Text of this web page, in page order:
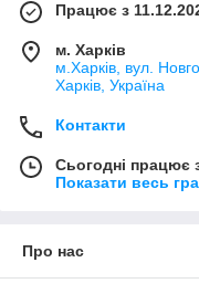
Працює з
м. Харків
м.Харків, вул.
Харків, Україна
Контакти
Сьогодні працює
Показати весь
Про нас